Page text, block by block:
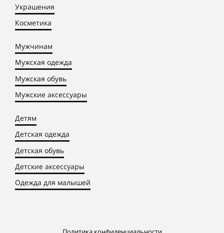
Украшения
Косметика
Мужчинам
Мужская одежда
Мужская обувь
Мужские аксессуары
Детям
Детская одежда
Детская обувь
Детские аксессуары
Одежда для малышей